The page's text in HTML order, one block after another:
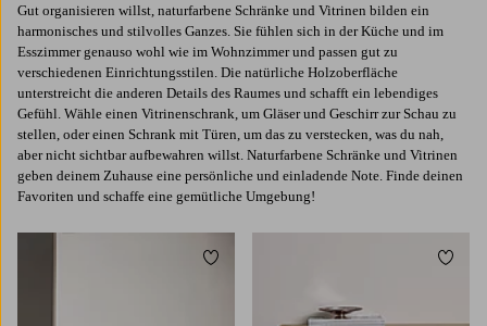
Gut organisieren willst, naturfarbene Schränke und Vitrinen bilden ein
harmonisches und stilvolles Ganzes. Sie fühlen sich in der Küche und im
Esszimmer genauso wohl wie im Wohnzimmer und passen gut zu
verschiedenen Einrichtungsstilen. Die natürliche Holzoberfläche
unterstreicht die anderen Details des Raumes und schafft ein lebendiges
Gefühl. Wähle einen Vitrinenschrank, um Gläser und Geschirr zur Schau zu
stellen, oder einen Schrank mit Türen, um das zu verstecken, was du nah,
aber nicht sichtbar aufbewahren willst. Naturfarbene Schränke und Vitrinen
geben deinem Zuhause eine persönliche und einladende Note. Finde deinen
Favoriten und schaffe eine gemütliche Umgebung!
Zu Favoriten hinzufügen Zu